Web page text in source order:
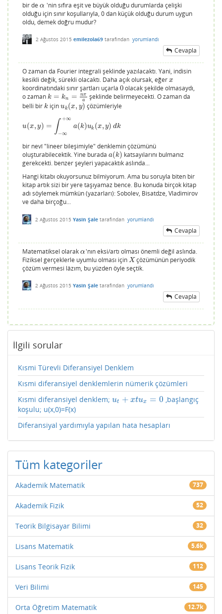
bir de α
α 'nin sıfıra eşit ve büyük olduğu durumlarda çelişki
olduğu için sınır koşullarıyla, 0 dan küçük olduğu durum uygun
oldu, demek doğru mudur?
2 Ağustos 2015 emilezola69 tarafından yorumlandı
Cevapla
O zaman da Fourier integrali şeklinde yazılacaktı. Yani, indisin
kesikli değik, sürekli olacaktı. Daha açık olursak, eğer x
x
koordinatındaki sınır şartları uçarla 0
0olacak şekilde olmasaydı,
o zaman k = kn = nπ
a
k= kn =nπ a
şeklinde belirmeyecekti. O zaman da
belli bir k
k içinuk (x, y)
uk(x,y) çözümleriyle
u(x, y) = ∫ +∞
−∞
a(k)uk (x, y) dk
u(x y)= ∫− a(k)uk(x,y)dk
bir nevî "lineer bileşimiyle" denklemin çözümünü
oluşturabilecektik. Yine burada a(k)
a(k)
katsayılarını bulmanız
gerekcekti. benzer şeyleri yapacaktık aslında...
Hangi kitabı okuyorsunuz bilmiyorum. Ama bu soruyla biten bir
kitap artık sizi bir yere taşıyamaz bence. Bu konuda birçok kitap
adı söylemek mümkün (yazarları): Sobolev, Bisatdze, Vladimirov
ve daha birçoğu...
2 Ağustos 2015 Yasin Şale tarafından yorumlandı
Cevapla
Matematiksel olarak α
α 'nın eksi/artı olması önemli değil aslında.
Fiziksel gerçeklerle uyumlu olması için X
X çözümünün periyodik
çözüm vermesi lâzım, bu yüzden öyle seçtik.
2 Ağustos 2015 Yasin Şale tarafından yorumlandı
Cevapla
İlgili sorular
Kısmi Türevli Diferansiyel Denklem
Kısmi diferansiyel denklemlerin nümerik çözümleri
Kısmi diferansiyel denklem; ut + xtux = 0
ut +xt ux=0
,başlangıç
koşulu; u(x,0)=F(x)
Diferansiyal yardımıyla yapılan hata hesapları
Tüm kategoriler
Akademik Matematik 737
Akademik Fizik 52
Teorik Bilgisayar Bilimi 32
Lisans Matematik 5.6k
Lisans Teorik Fizik 112
Veri Bilimi 145
Orta Öğretim Matematik 12.7k